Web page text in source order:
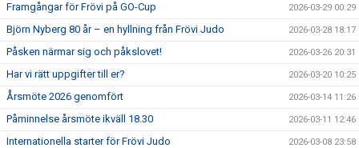
Framgångar för Frövi på GO-Cup 2026-03-29 00:29
Björn Nyberg 80 år – en hyllning från Frövi Judo 2026-03-28 18:17
Påsken närmar sig och påkslovet! 2026-03-26 20:31
Har vi rätt uppgifter till er? 2026-03-20 10:25
Årsmöte 2026 genomfört 2026-03-14 11:26
Påminnelse årsmöte ikväll 18.30 2026-03-11 12:46
Internationella starter för Frövi Judo 2026-03-08 23:58